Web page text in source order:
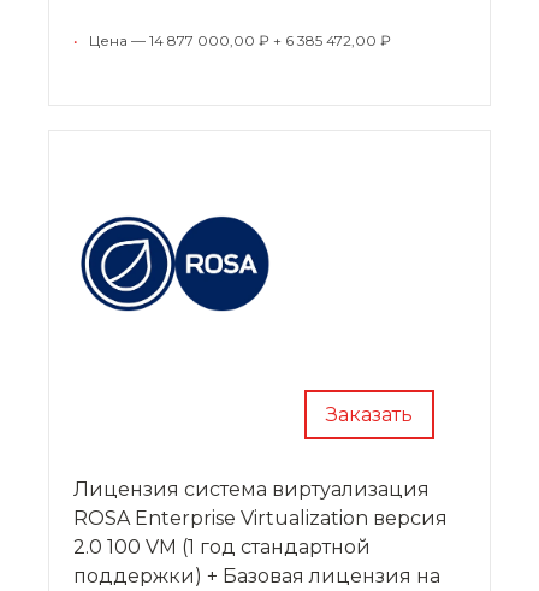
• Цена — 14 877 000,00 ₽ + 6 385 472,00 ₽
Заказать
Лицензия система виртуализация
ROSA Enterprise Virtualization версия
2.0 100 VM (1 год стандартной
поддержки) + Базовая лицензия на